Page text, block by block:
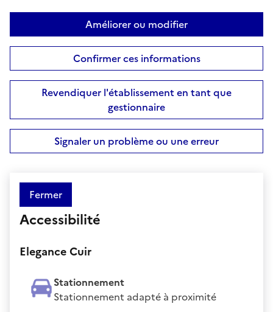
Améliorer ou modifier
Confirmer ces informations
Revendiquer l'établissement en tant que
gestionnaire
Signaler un problème ou une erreur
Fermer
Accessibilité
Elegance Cuir
Stationnement
Stationnement adapté à proximité